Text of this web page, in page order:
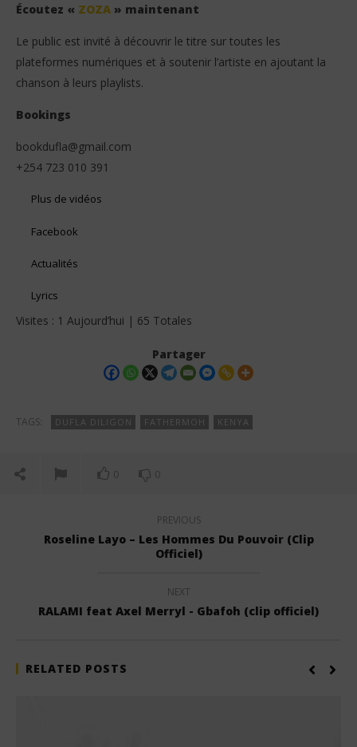
Écoutez « ZOZA » maintenant
Le public est invité à découvrir le titre sur toutes les
plateformes numériques et à soutenir l’artiste en ajoutant la
chanson à leurs playlists.
Bookings
bookdufla@gmail.com
+254 723 010 391
Plus de vidéos
Facebook
Actualités
Lyrics
Visites : 1 Aujourd’hui | 65 Totales
Partager
TAGS: DUFLA DILIGON FATHERMOH KENYA
0 0
PREVIOUS
Roseline Layo – Les Hommes Du Pouvoir (Clip
Officiel)
NEXT
RALAMI feat Axel Merryl - Gbafoh (clip officiel)
RELATED POSTS